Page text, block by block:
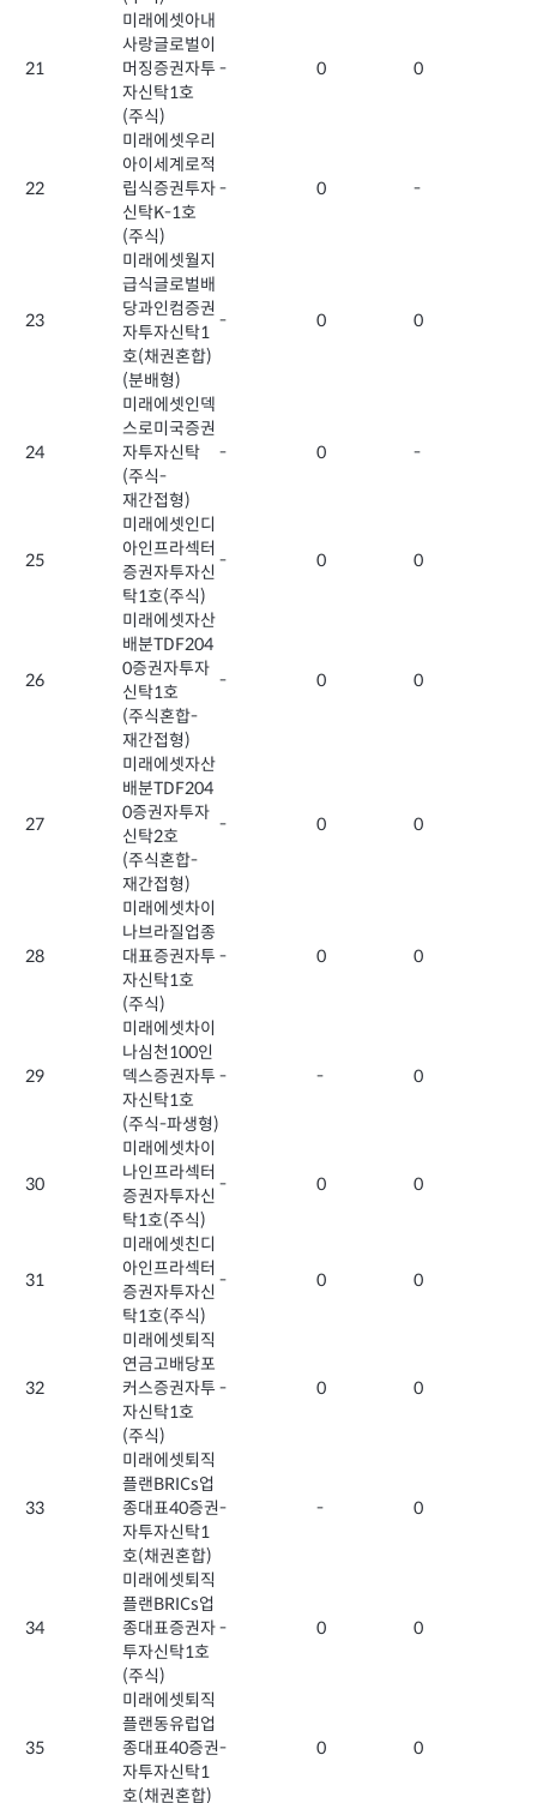
21
미래에셋아내
사랑글로벌이
머징증권자투
자신탁1호
(주식)
- 0 0
22
미래에셋우리
아이세계로적
립식증권투자
신탁K-1호
(주식)
- 0 -
23
미래에셋월지
급식글로벌배
당과인컴증권
자투자신탁1
호(채권혼합)
(분배형)
- 0 0
24
미래에셋인덱
스로미국증권
자투자신탁
(주식-
재간접형)
- 0 -
25
미래에셋인디
아인프라섹터
증권자투자신
탁1호(주식)
- 0 0
26
미래에셋자산
배분TDF204
0증권자투자
신탁1호
(주식혼합-
재간접형)
- 0 0
27
미래에셋자산
배분TDF204
0증권자투자
신탁2호
(주식혼합-
재간접형)
- 0 0
28
미래에셋차이
나브라질업종
대표증권자투
자신탁1호
(주식)
- 0 0
29
미래에셋차이
나심천100인
덱스증권자투
자신탁1호
(주식-파생형)
- - 0
30
미래에셋차이
나인프라섹터
증권자투자신
탁1호(주식)
- 0 0
31
미래에셋친디
아인프라섹터
증권자투자신
탁1호(주식)
- 0 0
32
미래에셋퇴직
연금고배당포
커스증권자투
자신탁1호
(주식)
- 0 0
33
미래에셋퇴직
플랜BRICs업
종대표40증권
자투자신탁1
호(채권혼합)
- - 0
34
미래에셋퇴직
플랜BRICs업
종대표증권자
투자신탁1호
(주식)
- 0 0
35
미래에셋퇴직
플랜동유럽업
종대표40증권
자투자신탁1
호(채권혼합)
- 0 0